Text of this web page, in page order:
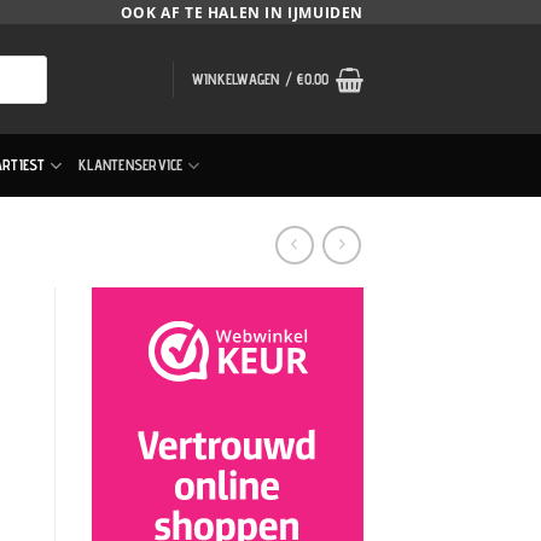
OOK AF TE HALEN IN IJMUIDEN
WINKELWAGEN /€0.00
KLANTENSERVICE